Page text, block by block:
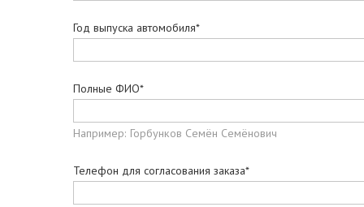
Год выпуска автомобиля*
Полные ФИО*
Например: Горбунков Семён Семёнович
Телефон для согласования заказа*